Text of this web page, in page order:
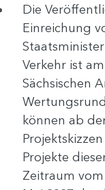
Die
Einreichung
Verkehr ist
Sächsischen
können ab
Projekte
Zeitraum